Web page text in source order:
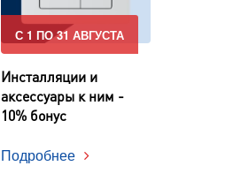
С 1 ПО 31 АВГУСТА
Инсталляции и
аксессуары к ним -
10% бонус
Подробнее